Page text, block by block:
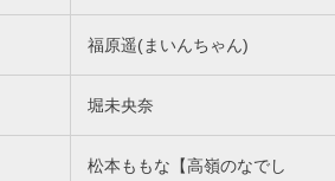
福原遥(まいんちゃん)
堀未央奈
松本ももな【高嶺のなでし